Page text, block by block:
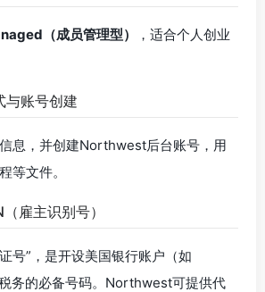
（成员管理型）
，适合个人创业
与账号创建
息，并创建Northwest后台账号，用
等文件。
雇主识别号）
号”，是开设美国银行账户（如
务的必备号码。Northwest可提供代